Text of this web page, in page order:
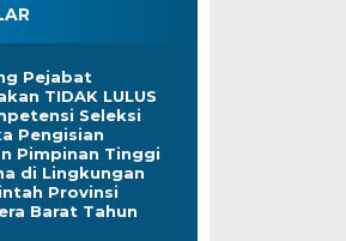
Pejabat
TIDAK LULUS
Seleksi
Pengisian
Pimpinan Tinggi
di Lingkungan
Provinsi
Barat Tahun